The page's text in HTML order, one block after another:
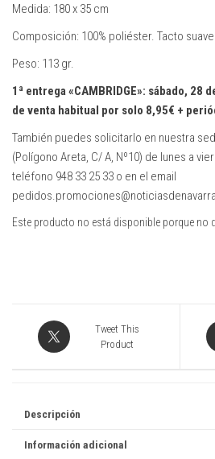
Medida: 180 x 35 cm
Composición: 100% poliéster. Tacto
Peso: 113 gr.
1ª entrega «CAMBRIDGE»: sábado, 28
de venta habitual por solo 8,95€ +
También puedes solicitarlo en nuestra
(Polígono Areta, C/ A, Nº10) de lunes a
teléfono 948 33 25 33 o en el email
Este producto no está disponible porque no
Tweet This
Product
Descripción
Información adicional